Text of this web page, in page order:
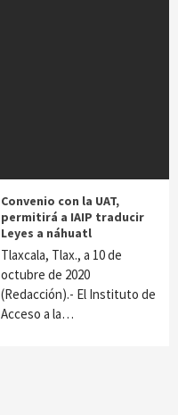
Convenio con la UAT,
permitirá a IAIP traducir
Leyes a náhuatl
Tlaxcala, Tlax., a 10 de
octubre de 2020
(Redacción).- El Instituto de
Acceso a la…